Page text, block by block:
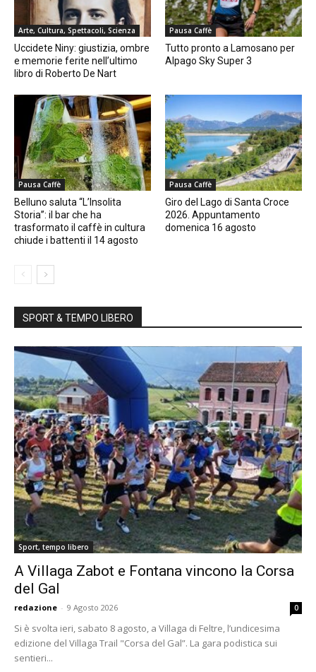
Arte, Cultura, Spettacoli, Scienza
Uccidete Niny: giustizia, ombre
e memorie ferite nell’ultimo
libro di Roberto De Nart
Pausa Caffè
Tutto pronto a Lamosano per
Alpago Sky Super 3
Pausa Caffè
Belluno saluta “L’Insolita
Storia”: il bar che ha
trasformato il caffè in cultura
chiude i battenti il 14 agosto
Pausa Caffè
Giro del Lago di Santa Croce
2026. Appuntamento
domenica 16 agosto
SPORT & TEMPO LIBERO
Sport, tempo libero
A Villaga Zabot e Fontana vincono la Corsa
del Gal
redazione - 9 Agosto 2026 0
Si è svolta ieri, sabato 8 agosto, a Villaga di Feltre, l’undicesima
edizione del Villaga Trail "Corsa del Gal”. La gara podistica sui
sentieri...